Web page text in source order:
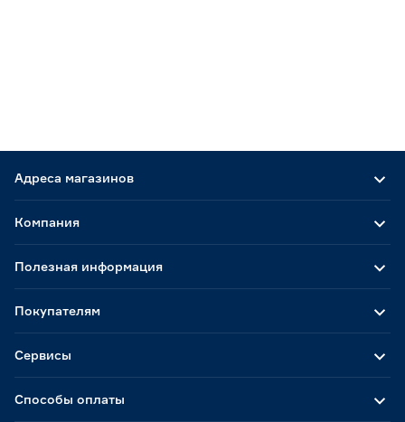
Адреса магазинов
Способы оплаты
Компания
Полезная информация
Покупателям
Сервисы